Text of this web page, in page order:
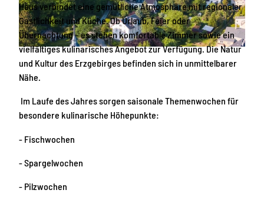
© Corinna Bergelt, Greifensteinregion |CC-BY-ND
© Patrick Eichler, Greifensteinregion |CC-BY-ND
Haus verbindet eine gemütliche Atmosphäre mit regionaler
Gastlichkeit und Küche. Ob Urlaub, Feier oder
Übernachtung – es stehen komfortable Zimmer sowie ein
vielfältiges kulinarisches Angebot zur Verfügung. Die Natur
und Kultur des Erzgebirges befinden sich in unmittelbarer
Nähe.
Im Laufe des Jahres sorgen saisonale Themenwochen für
besondere kulinarische Höhepunkte:
- Fischwochen
- Spargelwochen
- Pilzwochen